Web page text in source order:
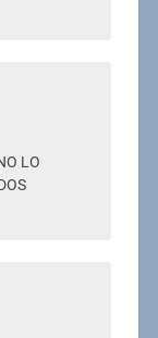
LO